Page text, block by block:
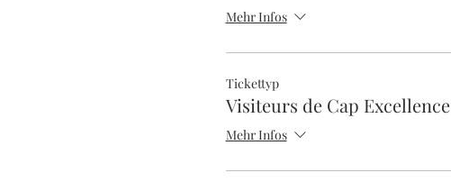
Mehr Infos
Tickettyp
Visiteurs de Cap Excellence
Mehr Infos